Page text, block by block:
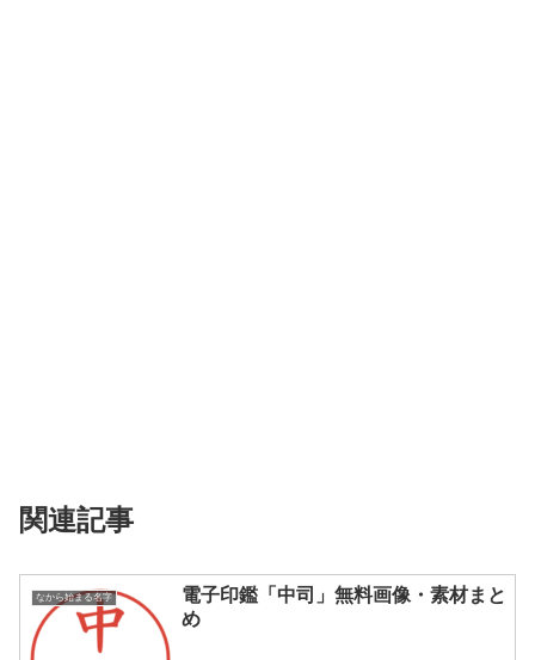
関連記事
なから始まる名字
電子印鑑「中司」無料画像・素材まと
め